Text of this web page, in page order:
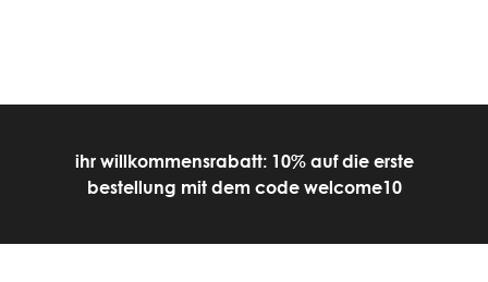
ihr willkommensrabatt: 10% auf die erste
bestellung mit dem code welcome10